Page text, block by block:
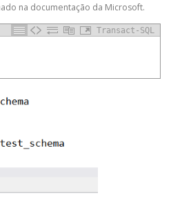
na documentação da Microsoft.
Transact-SQL